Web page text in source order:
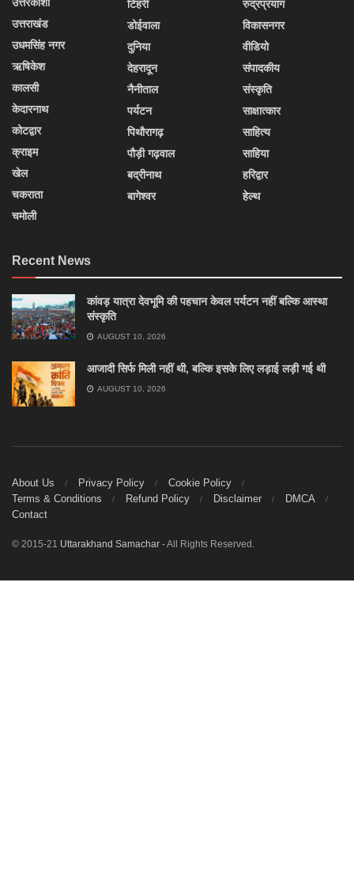
उत्तराखंड
उधमसिंह नगर
ऋषिकेश
कालसी
केदारनाथ
कोटद्वार
क्राइम
खेल
चकराता
चमोली
टिहरी
डोईवाला
दुनिया
देहरादून
नैनीताल
पर्यटन
पिथौरागढ़
पौड़ी गढ़वाल
बद्रीनाथ
बागेश्वर
रुद्रप्रयाग
विकासनगर
वीडियो
संपादकीय
संस्कृति
साक्षात्कार
साहित्य
साहिया
हरिद्वार
हेल्थ
Recent News
कांवड़ यात्रा देवभूमि की पहचान केवल पर्यटन नहीं बल्कि आस्था
संस्कृति
AUGUST 10, 2026
आजादी सिर्फ मिली नहीं थी, बल्कि इसके लिए लड़ाई लड़ी गई थी
AUGUST 10, 2026
About Us Privacy Policy
Cookie Policy
Terms & Conditions
Refund Policy Disclaimer
DMCA
Contact
© 2015-21 Uttarakhand Samachar - All Rights Reserved.